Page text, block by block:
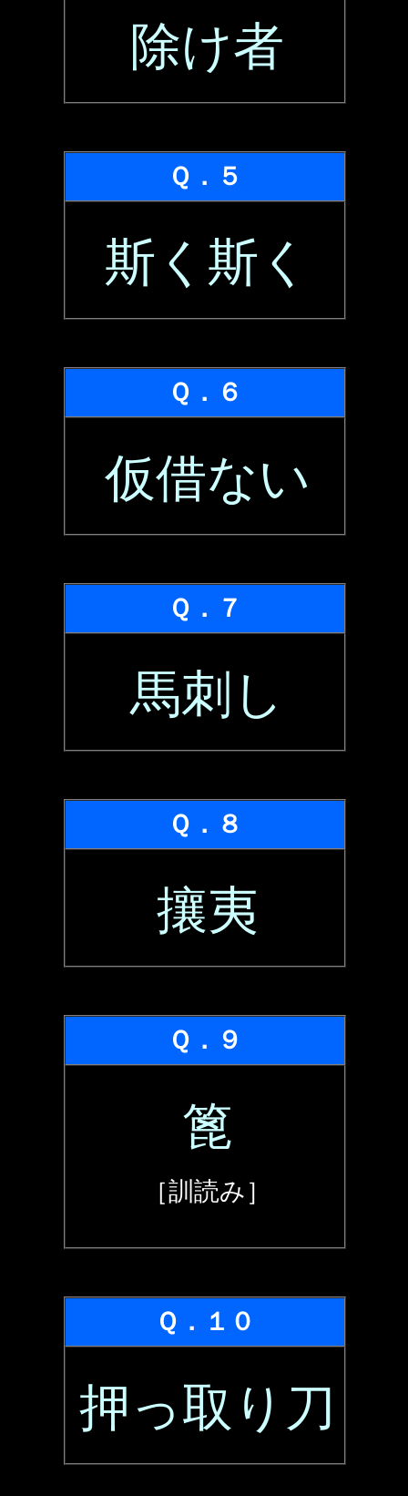
除け者
Ｑ．５
斯く斯く
Ｑ．６
仮借ない
Ｑ．７
馬刺し
Ｑ．８
攘夷
Ｑ．９
篦
［訓読み］
Ｑ．１０
押っ取り刀